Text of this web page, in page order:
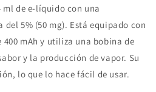
de e-líquido con una
5% (50 mg). Está equipado con
mAh y utiliza una bobina de
y la producción de vapor. Su
lo que lo hace fácil de usar.